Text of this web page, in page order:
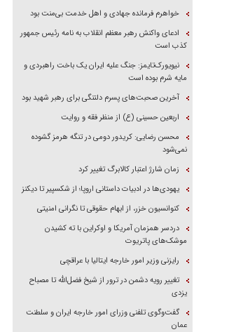
خواهرم فرمانده جهادی و اهل خدمت بی‌منت بود
ادعای واکنش رهبر معظم انقلاب به نامه رئیس جمهور
کذب است
نیویورک‌تایمز: جنگ علیه ایران یک باخت راهبردی و
مایه شرم بوده است
آخرین صحبت‌های پسرم دلتنگی برای رهبر شهید بود
اربعین حسینی (ع) از منظر فقه و روایت
محسن رضایی: کریدور دومی در تنگه هرمز گشوده
نمی‌شود
زمان شارژ اعتبار کالابرگ تغییر کرد
یهودی‌ها در ادبیات داستانی اروپا؛ از شکسپیر تا دیکنز
کنوانسیون خزر، از ابهام حقوقی تا نگرانی امنیتی
دردسر همزمان آمریکا و اوکراین با ته کشیدن
موشک‌های پاتریوت
رایزنی وزیر امور خارجه ایتالیا با عراقچی
تغییر رویه دشمن در ترور از شیخ فضل‌الله تا مصباح
یزدی
گفت‌وگوی تلفنی وزرای امور خارجه ایران و سلطنت
عمان